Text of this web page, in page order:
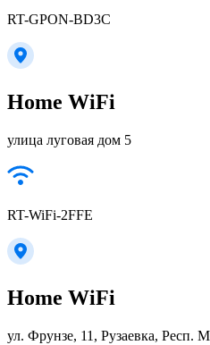
RT-GPON-BD3C
Home WiFi
улица луговая дом 5
RT-WiFi-2FFE
Home WiFi
ул. Фрунзе, 11, Рузаевка, Респ.